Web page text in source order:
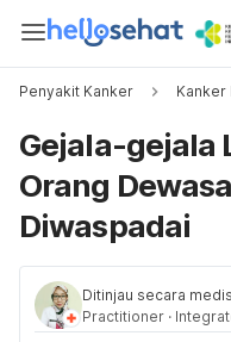
Penyakit Kanker Kanker
Gejala-gejala
Orang
Diwaspadai
Ditinjau secara
Practitioner ·